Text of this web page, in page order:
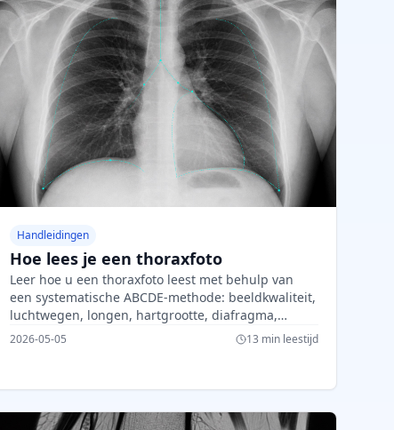
Handleidingen
Hoe lees je een thoraxfoto
Leer hoe u een thoraxfoto leest met behulp van
een systematische ABCDE-methode: beeldkwaliteit,
luchtwegen, longen, hartgrootte, diafragma,
veelvoorkomende afwijkingen en
2026-05-05 13 min leestijd